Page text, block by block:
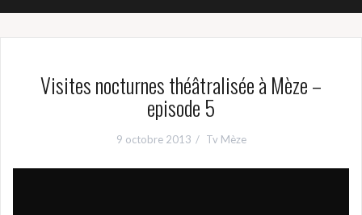
Visites nocturnes théâtralisée à Mèze –
episode 5
9 octobre 2013 Tv Mèze